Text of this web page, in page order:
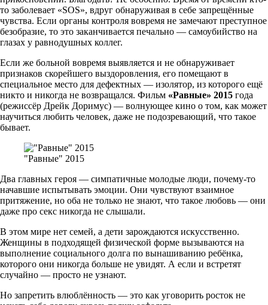
то заболевает «SOS», вдруг обнаруживая в себе запрещённые
чувства. Если органы контроля вовремя не замечают преступное
безобразие, то это заканчивается печально — самоубийство на
глазах у равнодушных коллег.
Если же больной вовремя выявляется и не обнаруживает
признаков скорейшего выздоровления, его помещают в
специальное место для дефектных — изолятор, из которого ещё
никто и никогда не возвращался. Фильм «Равные» 2015 года
(режиссёр Дрейк Доримус) — волнующее кино о том, как может
научиться любить человек, даже не подозревающий, что такое
бывает.
"Равные" 2015
Два главных героя — симпатичные молодые люди, почему-то
начавшие испытывать эмоции. Они чувствуют взаимное
притяжение, но оба не только не знают, что такое любовь — они
даже про секс никогда не слышали.
В этом мире нет семей, а дети зарождаются искусственно.
Женщины в подходящей физической форме вызываются на
выполнение социального долга по вынашиванию ребёнка,
которого они никогда больше не увидят. А если и встретят
случайно — просто не узнают.
Но запретить влюблённость — это как уговорить росток не